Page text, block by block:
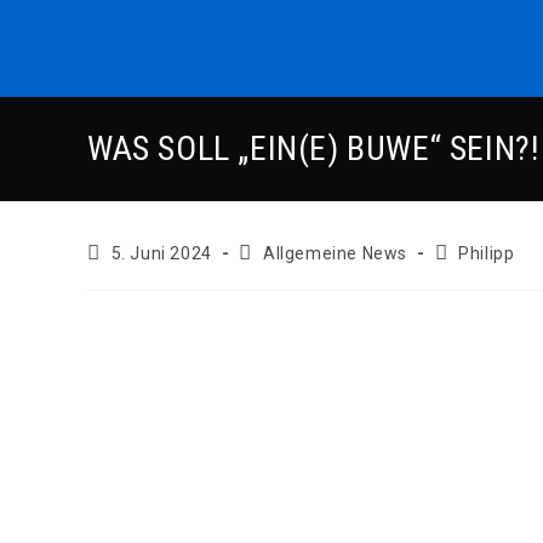
WAS SOLL „EIN(E) BUWE“ SEIN?!
Beitrag
5. Juni 2024
Beitrags-
Allgemeine News
Beitrags-
Philipp